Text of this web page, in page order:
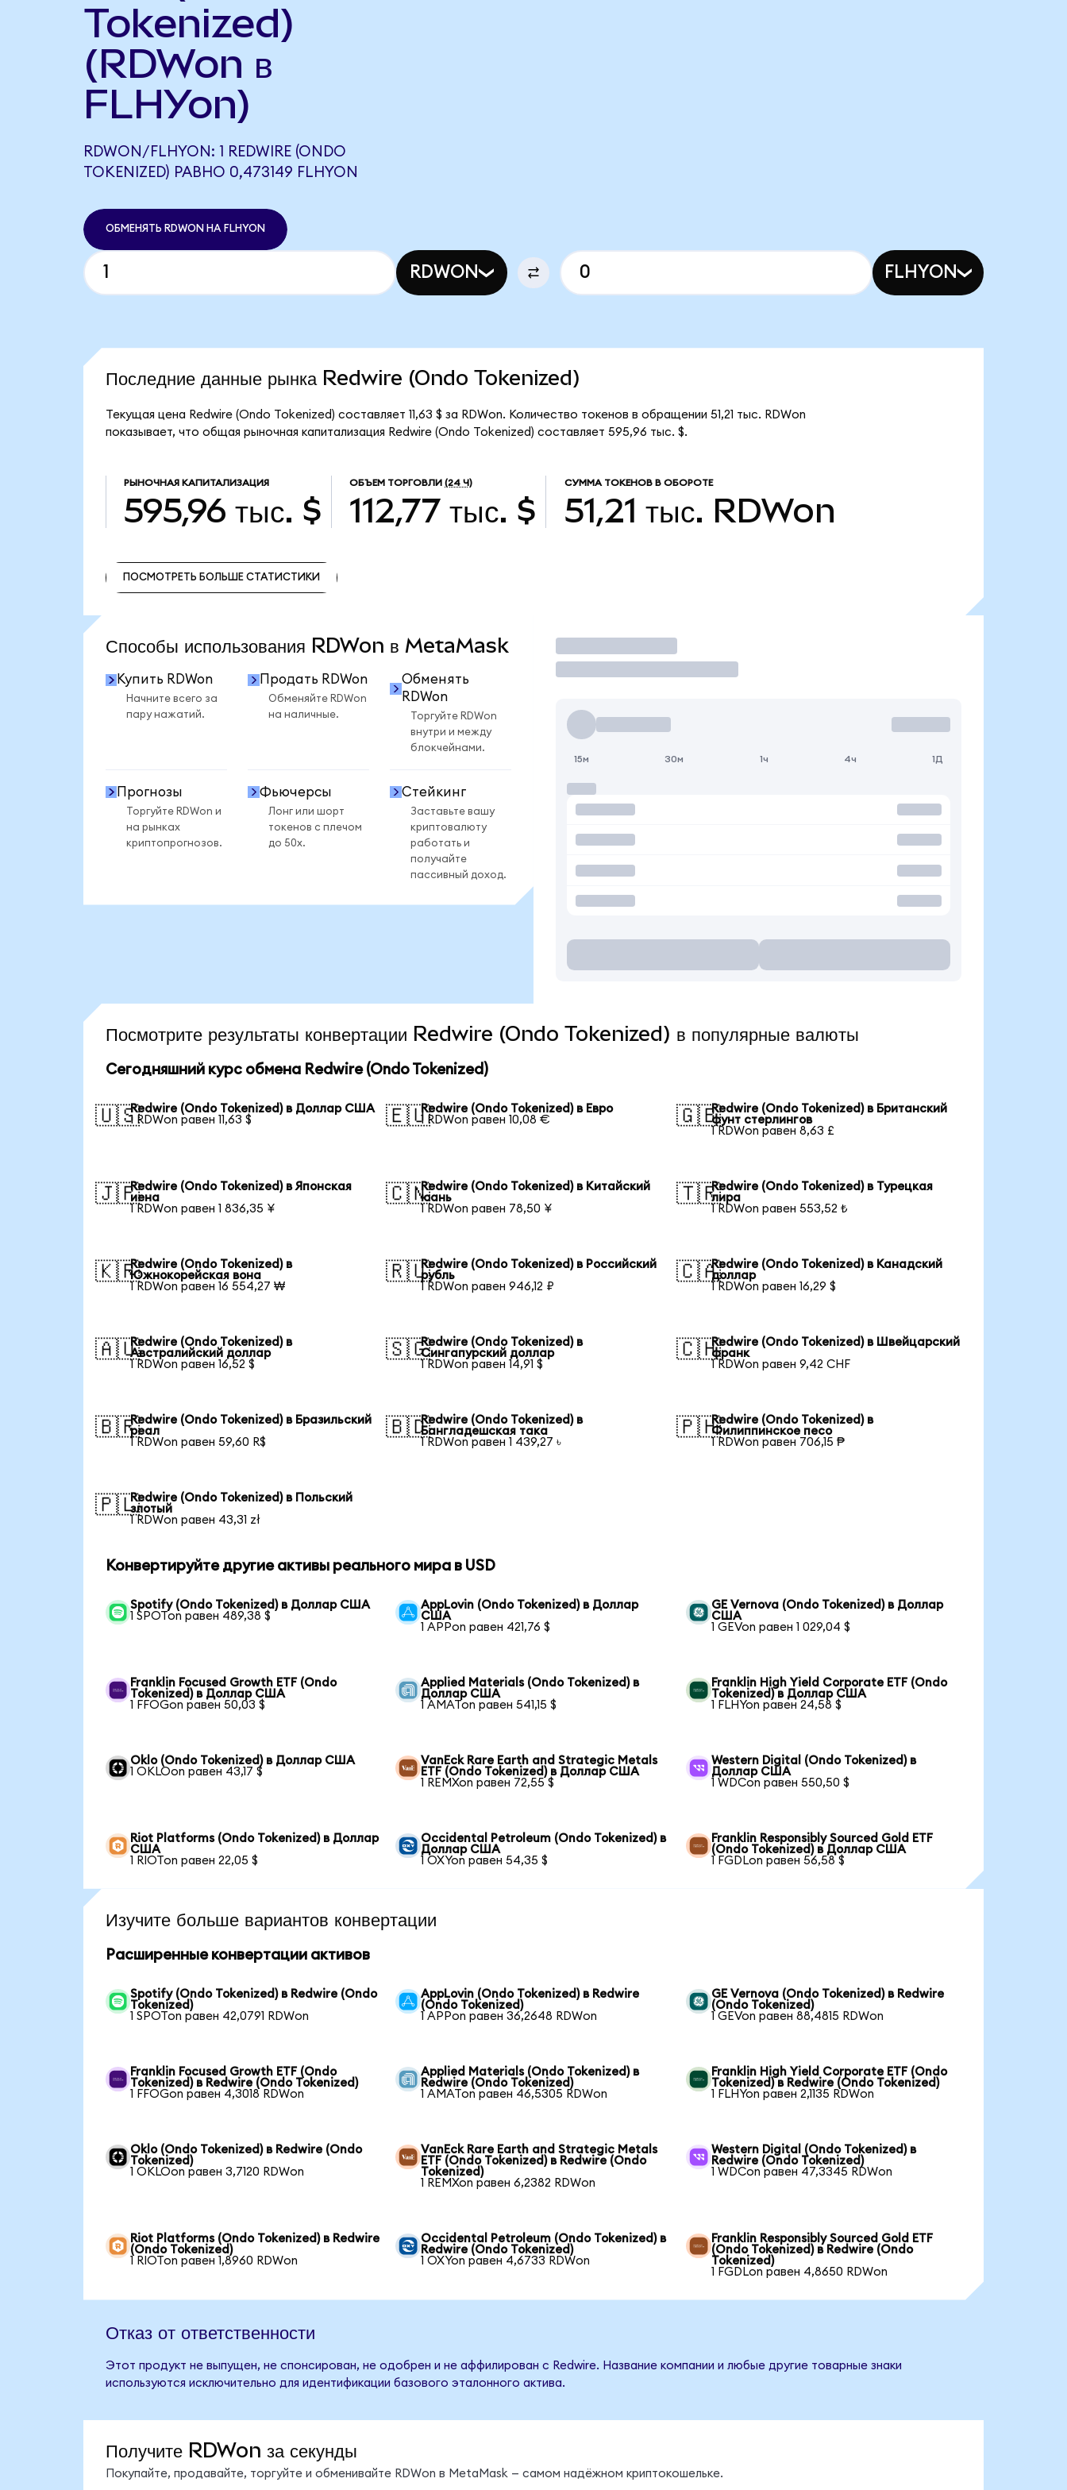
Tokenized)
(RDWon в
FLHYon)
RDWON/FLHYON: 1 REDWIRE (ONDO
TOKENIZED) РАВНО 0,473149 FLHYON
ОБМЕНЯТЬ RDWON НА FLHYON
RDWON FLHYON
Последние данные рынка Redwire (Ondo Tokenized)
Текущая цена Redwire (Ondo Tokenized) составляет 11,63 $ за RDWon. Количество токенов в обращении 51,21 тыс. RDWon
показывает, что общая рыночная капитализация Redwire (Ondo Tokenized) составляет 595,96 тыс. $.
РЫНОЧНАЯ КАПИТАЛИЗАЦИЯ
595,96 тыс. $
ОБЪЕМ ТОРГОВЛИ (24 Ч)
112,77 тыс. $
СУММА ТОКЕНОВ В ОБОРОТЕ
51,21 тыс. RDWon
ПОСМОТРЕТЬ БОЛЬШЕ СТАТИСТИКИ
Способы использования RDWon в MetaMask
Купить RDWon
Начните всего за
пару нажатий.
Продать RDWon
Обменяйте RDWon
на наличные.
Обменять
RDWon
Торгуйте RDWon
внутри и между
блокчейнами.
Прогнозы
Торгуйте RDWon и
на рынках
криптопрогнозов.
Фьючерсы
Лонг или шорт
токенов с плечом
до 50x.
Стейкинг
Заставьте вашу
криптовалюту
работать и
получайте
пассивный доход.
Торговать
15м 30м 1ч 4ч 1Д
Посмотрите результаты конвертации Redwire (Ondo Tokenized) в популярные валюты
Сегодняшний курс обмена Redwire (Ondo Tokenized)
🇺🇸Redwire (Ondo Tokenized) в Доллар США
1 RDWon равен 11,63 $
🇪🇺Redwire (Ondo Tokenized) в Евро
1 RDWon равен 10,08 €
🇬🇧Redwire (Ondo Tokenized) в Британский
фунт стерлингов
1 RDWon равен 8,63 £
🇯🇵Redwire (Ondo Tokenized) в Японская
иена
1 RDWon равен 1 836,35 ¥
🇨🇳Redwire (Ondo Tokenized) в Китайский
юань
1 RDWon равен 78,50 ¥
🇹🇷Redwire (Ondo Tokenized) в Турецкая
лира
1 RDWon равен 553,52 ₺
🇰🇷Redwire (Ondo Tokenized) в
Южнокорейская вона
1 RDWon равен 16 554,27 ₩
🇷🇺Redwire (Ondo Tokenized) в Российский
рубль
1 RDWon равен 946,12 ₽
🇨🇦Redwire (Ondo Tokenized) в Канадский
доллар
1 RDWon равен 16,29 $
🇦🇺Redwire (Ondo Tokenized) в
Австралийский доллар
1 RDWon равен 16,52 $
🇸🇬Redwire (Ondo Tokenized) в
Сингапурский доллар
1 RDWon равен 14,91 $
🇨🇭Redwire (Ondo Tokenized) в Швейцарский
франк
1 RDWon равен 9,42 CHF
🇧🇷Redwire (Ondo Tokenized) в Бразильский
реал
1 RDWon равен 59,60 R$
🇧🇩Redwire (Ondo Tokenized) в
Бангладешская така
1 RDWon равен 1 439,27 ৳
🇵🇭Redwire (Ondo Tokenized) в
Филиппинское песо
1 RDWon равен 706,15 ₱
🇵🇱Redwire (Ondo Tokenized) в Польский
злотый
1 RDWon равен 43,31 zł
Конвертируйте другие активы реального мира в USD
Spotify (Ondo Tokenized) в Доллар США
1 SPOTon равен 489,38 $
AppLovin (Ondo Tokenized) в Доллар
США
1 APPon равен 421,76 $
GE Vernova (Ondo Tokenized) в Доллар
США
1 GEVon равен 1 029,04 $
Franklin Focused Growth ETF (Ondo
Tokenized) в Доллар США
1 FFOGon равен 50,03 $
Applied Materials (Ondo Tokenized) в
Доллар США
1 AMATon равен 541,15 $
Franklin High Yield Corporate ETF (Ondo
Tokenized) в Доллар США
1 FLHYon равен 24,58 $
Oklo (Ondo Tokenized) в Доллар США
1 OKLOon равен 43,17 $
VanEck Rare Earth and Strategic Metals
ETF (Ondo Tokenized) в Доллар США
1 REMXon равен 72,55 $
Western Digital (Ondo Tokenized) в
Доллар США
1 WDCon равен 550,50 $
Riot Platforms (Ondo Tokenized) в Доллар
США
1 RIOTon равен 22,05 $
Occidental Petroleum (Ondo Tokenized) в
Доллар США
1 OXYon равен 54,35 $
Franklin Responsibly Sourced Gold ETF
(Ondo Tokenized) в Доллар США
1 FGDLon равен 56,58 $
Изучите больше вариантов конвертации
Расширенные конвертации активов
Spotify (Ondo Tokenized) в Redwire (Ondo
Tokenized)
1 SPOTon равен 42,0791 RDWon
AppLovin (Ondo Tokenized) в Redwire
(Ondo Tokenized)
1 APPon равен 36,2648 RDWon
GE Vernova (Ondo Tokenized) в Redwire
(Ondo Tokenized)
1 GEVon равен 88,4815 RDWon
Franklin Focused Growth ETF (Ondo
Tokenized) в Redwire (Ondo Tokenized)
1 FFOGon равен 4,3018 RDWon
Applied Materials (Ondo Tokenized) в
Redwire (Ondo Tokenized)
1 AMATon равен 46,5305 RDWon
Franklin High Yield Corporate ETF (Ondo
Tokenized) в Redwire (Ondo Tokenized)
1 FLHYon равен 2,1135 RDWon
Oklo (Ondo Tokenized) в Redwire (Ondo
Tokenized)
1 OKLOon равен 3,7120 RDWon
VanEck Rare Earth and Strategic Metals
ETF (Ondo Tokenized) в Redwire (Ondo
Tokenized)
1 REMXon равен 6,2382 RDWon
Western Digital (Ondo Tokenized) в
Redwire (Ondo Tokenized)
1 WDCon равен 47,3345 RDWon
Riot Platforms (Ondo Tokenized) в Redwire
(Ondo Tokenized)
1 RIOTon равен 1,8960 RDWon
Occidental Petroleum (Ondo Tokenized) в
Redwire (Ondo Tokenized)
1 OXYon равен 4,6733 RDWon
Franklin Responsibly Sourced Gold ETF
(Ondo Tokenized) в Redwire (Ondo
Tokenized)
1 FGDLon равен 4,8650 RDWon
Отказ от ответственности
Этот продукт не выпущен, не спонсирован, не одобрен и не аффилирован с Redwire. Название компании и любые другие товарные знаки
используются исключительно для идентификации базового эталонного актива.
Получите RDWon за секунды
Покупайте, продавайте, торгуйте и обменивайте RDWon в MetaMask — самом надёжном криптокошельке.